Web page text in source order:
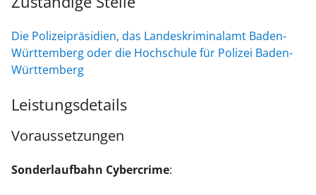
Die Polizeipräsidien, das Landeskriminalamt Baden-
Württemberg oder die Hochschule für Polizei Baden-
Württemberg
Leistungsdetails
Voraussetzungen
Sonderlaufbahn Cybercrime: